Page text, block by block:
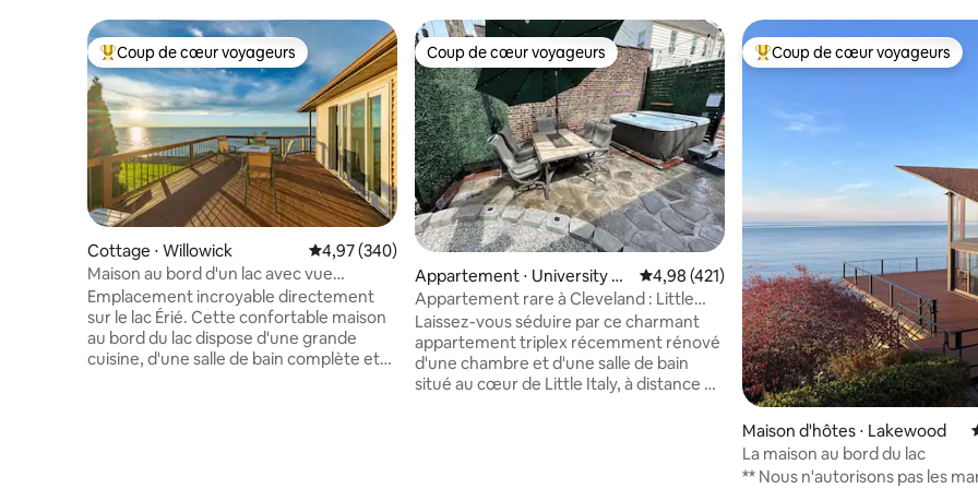
Coups de cœur voyageurs les plus appréciés
Coup de cœur voyageurs
Cottage ⋅ Willowick Évaluation moyenne sur la base de 340 commentaires : 4,97 sur 5
4,97 (340)
Maison au bord d'un lac avec vue
imprenable
Emplacement incroyable directement
sur le lac Érié. Cette confortable maison
au bord du lac dispose d'une grande
cuisine, d'une salle de bain complète et
Coup de cœur voyageurs
Coup de cœur voyageurs
Appartement ⋅ University Ci
rcle
Évaluation moyenne sur la base de 421
4,98 (421)
Appartement rare à Cleveland : Little
Italy ! Avec sauna et jacuzzi !
Laissez-vous séduire par ce charmant
appartement triplex récemment rénové
d'une chambre et d'une salle de bain
situé au cœur de Little Italy, à distance de
Coups de cœur voyageurs les
Coup de cœur voyageurs
Maison d'hôtes ⋅ Lakewood
La maison au bord du lac
** Nous n'autorisons pas les